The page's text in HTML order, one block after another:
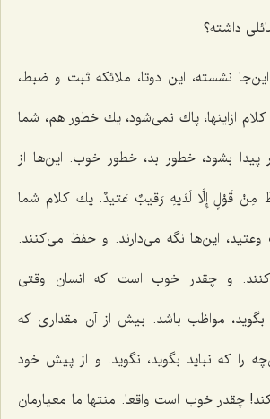
داشته؟
نشسته، این دوتا، ملائكه ثبت و ضبط،
ازاینها، پاك نمی‌شود، یك خطور هم، شما
بشود، خطور بد، خطور خوب. این‌ها از
مِنْ قَوْلٍ إِلَّا لَدَیهِ رَقیبٌ عَتیدٌ. یك كلام شما
وعتید، این‌ها نگه می‌دارند. و حفظ می‌كنند.
و چقدر خوب است كه انسان وقتی
مواظب باشد. بیش از آن مقداری كه
را كه نباید بگوید، نگوید. و از پیش خود
چقدر خوب است واقعا. منتها ما معیارمان